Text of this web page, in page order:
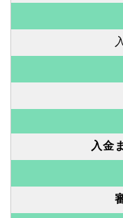
入金